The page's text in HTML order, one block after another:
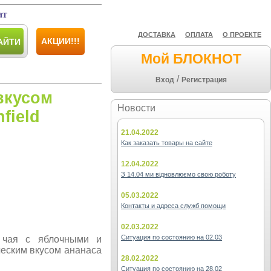
ДОСТАВКА ОПЛАТА О ПРОЕКТЕ
Мой БЛОКНОТ
Вход / Регистрация
Новости
21.04.2022
Как заказать товары на сайте
12.04.2022
З 14.04 ми відновлюємо свою роботу
05.03.2022
Контакты и адреса служб помощи
02.03.2022
Ситуация по состоянию на 02.03
28.02.2022
Ситуация по состоянию на 28.02
АКЦИИ!!!
чая с яблочными и
вкусом ананаса